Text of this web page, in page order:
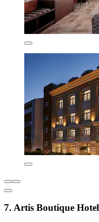
7. Artis Boutique Hotel